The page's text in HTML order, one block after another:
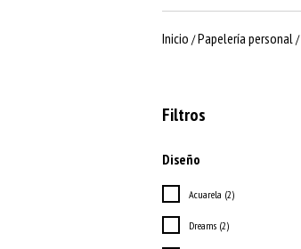
Inicio /Papelería personal/
Filtros
Diseño
Acuarela (2)
Dreams (2)